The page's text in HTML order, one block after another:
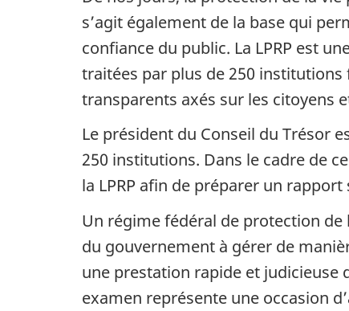
s’agit également de la base qui
confiance du public. La LPRP est
traitées par plus de 250
transparents axés sur les citoyens
Le président du Conseil du Trésor
250 institutions. Dans le cadre de
la LPRP afin de préparer un
Un régime fédéral de protection
du gouvernement à gérer de
une prestation rapide et judicieuse
examen représente une occasion